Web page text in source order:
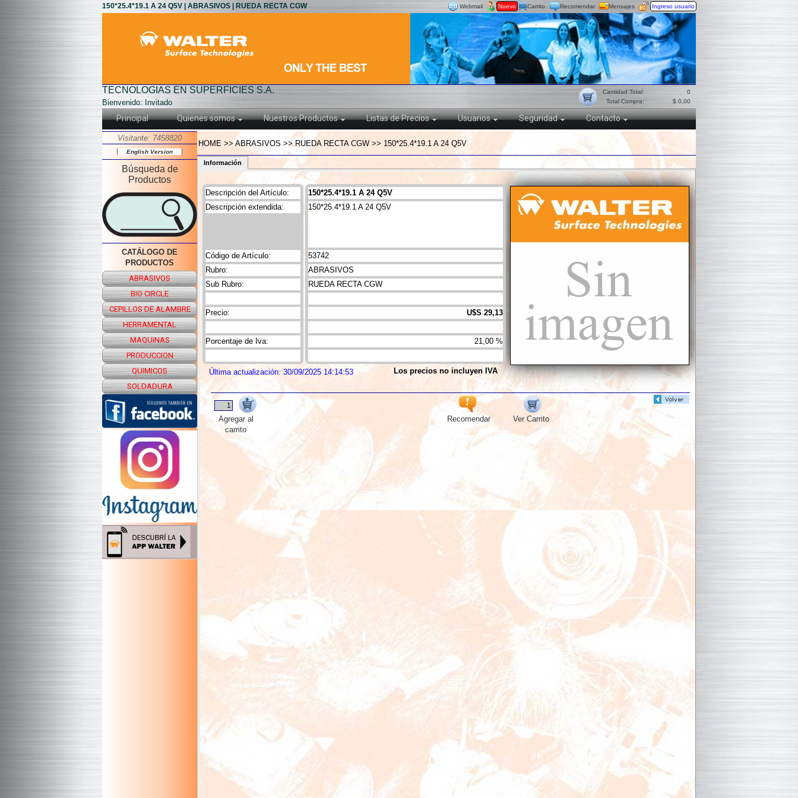
150*25.4*19.1 A 24 Q5V | ABRASIVOS | RUEDA RECTA CGW Mensajes
Recomendar
Nuevo Ingreso usuario
Carrito
Webmail
0
$ 0,00
Cantidad Total:
Total Compra:
TECNOLOGIAS EN SUPERFICIES S.A.
Bienvenido: Invitado
Principal Quienes somos Nuestros Productos Listas de Precios Usuarios Seguridad Contacto
Visitante: 7458820
English Version
Búsqueda de
Productos
CATÁLOGO DE
PRODUCTOS
ABRASIVOS
BIO CIRCLE
CEPILLOS DE ALAMBRE
HERRAMENTAL
MAQUINAS
PRODUCCION
QUIMICOS
SOLDADURA
HOME >> ABRASIVOS >> RUEDA RECTA CGW >> 150*25.4*19.1 A 24 Q5V
Información
Descripción del Artículo:
Código de Artículo:
Rubro:
Sub Rubro:
Precio:
Descripción extendida:
Porcentaje de Iva:
150*25.4*19.1 A 24 Q5V
53742
ABRASIVOS
RUEDA RECTA CGW
U$S 29,13
150*25.4*19.1 A 24 Q5V
21,00 %
Los precios no incluyen IVA
Última actualización: 30/09/2025 14:14:53
Recomendar Ver Carrito
Agregar al
carrito